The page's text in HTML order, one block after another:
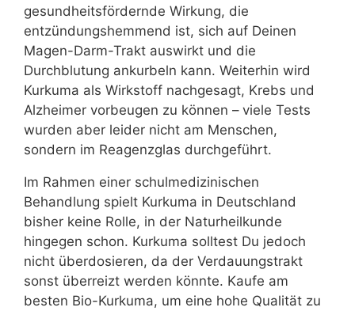
gesundheitsfördernde Wirkung, die
entzündungshemmend ist, sich auf Deinen
Magen-Darm-Trakt auswirkt und die
Durchblutung ankurbeln kann. Weiterhin wird
Kurkuma als Wirkstoff nachgesagt, Krebs und
Alzheimer vorbeugen zu können – viele Tests
wurden aber leider nicht am Menschen,
sondern im Reagenzglas durchgeführt.
Im Rahmen einer schulmedizinischen
Behandlung spielt Kurkuma in Deutschland
bisher keine Rolle, in der Naturheilkunde
hingegen schon. Kurkuma solltest Du jedoch
nicht überdosieren, da der Verdauungstrakt
sonst überreizt werden könnte. Kaufe am
besten Bio-Kurkuma, um eine hohe Qualität zu